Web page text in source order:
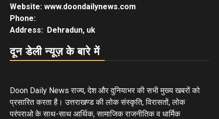
Website: www.doondailynews.com
Phone:
Address: Dehradun, uk
दून डेली न्यूज़ के बारे में
Doon Daily News राज्य, देश और दुनियाभर की सभी मुख्य खबरों को
प्रसारित करता है। उत्तराखण्ड की लोक संस्कृति, विरासतों, लोक
परंपराओ के साथ-साथ आर्थिक, सामाजिक राजनीतिक व धार्मिक